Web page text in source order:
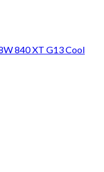
840 XT G13 Cool